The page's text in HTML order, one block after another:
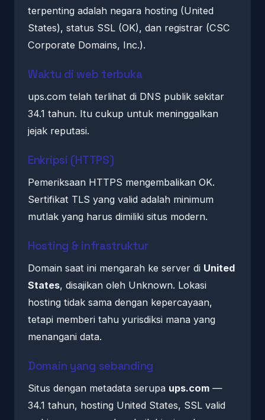
terpenting adalah negara hosting (United
States), status SSL (OK), dan registrar (CSC
Corporate Domains, Inc.).
Waktu di web terbuka
ups.com telah terlihat di DNS publik sekitar
34.1 tahun. Itu cukup untuk meninggalkan
jejak reputasi.
Enkripsi (HTTPS)
Pemeriksaan HTTPS mengembalikan OK.
Sertifikat TLS yang valid adalah minimum
mutlak yang harus dimiliki situs modern.
Hosting & infrastruktur
Domain saat ini mengarah ke server di United
States, disajikan oleh Unknown. Lokasi
hosting tidak sama dengan kepercayaan,
tetapi memberi tahu yurisdiksi mana yang
menangani data.
Domain yang sebanding
Situs dengan metadata serupa ups.com —
34.1 tahun, hosting United States, SSL valid